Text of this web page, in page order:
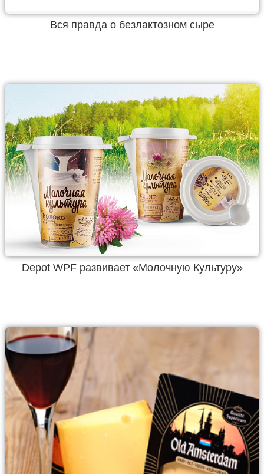
Вся правда о безлактозном сыре
Depot WPF развивает «Молочную Культуру»